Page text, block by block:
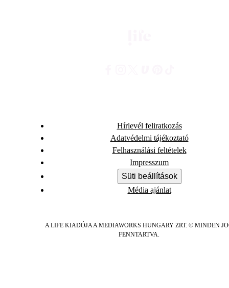
Hírlevél feliratkozás
Adatvédelmi tájékoztató
Felhasználási feltételek
Impresszum
Süti beállítások
Média ajánlat
A LIFE KIADÓJA A MEDIAWORKS HUNGARY ZRT. © MINDEN
FENNTARTVA.